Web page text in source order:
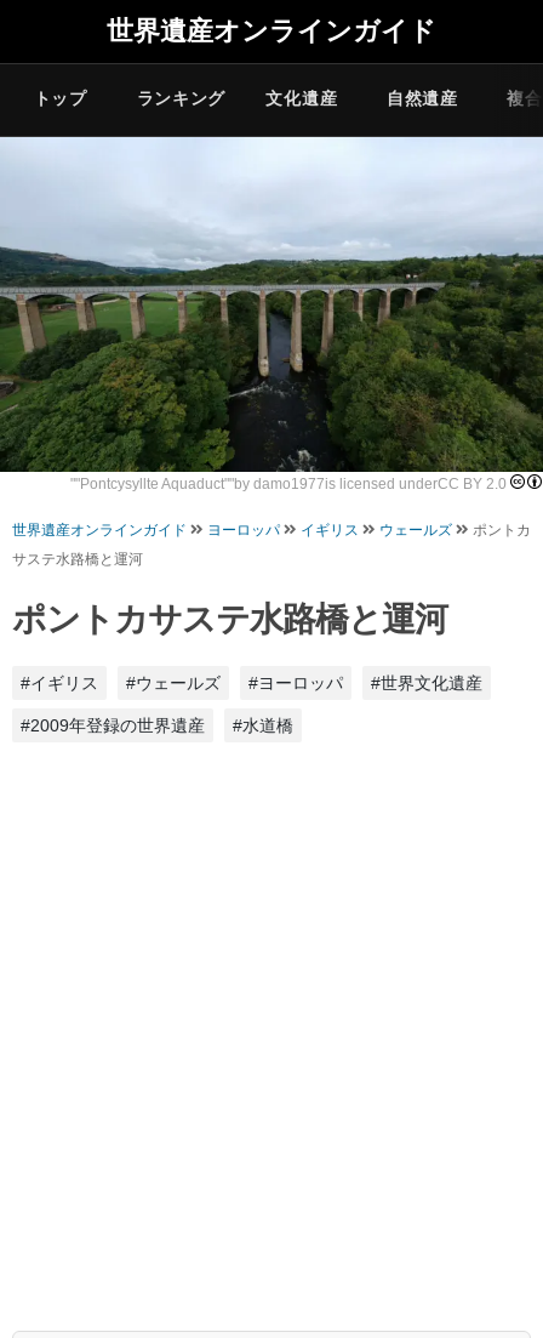
世界遺産オンラインガイド
トップ ランキング 文化遺産 自然遺産 複
""Pontcysyllte Aquaduct""by damo1977is licensed underCC BY 2.0
世界遺産オンラインガイド ヨーロッパ イギリス ウェールズ
ポントカ
サステ水路橋と運河
ポントカサステ水路橋と運河
#イギリス #ウェールズ #ヨーロッパ #世界文化遺産
#2009年登録の世界遺産 #水道橋